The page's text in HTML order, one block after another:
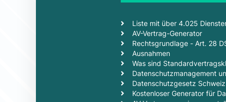
Liste mit über 4.025
AV-Vertrag-Generator
Rechtsgrundlage - Art. 28
Ausnahmen
Was sind
Datenschutzmanagement
Datenschutzgesetz
Kostenloser Generator für